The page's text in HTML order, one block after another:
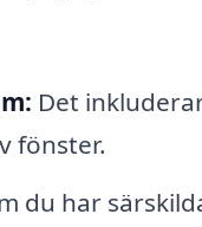
Det
fönster.
du har